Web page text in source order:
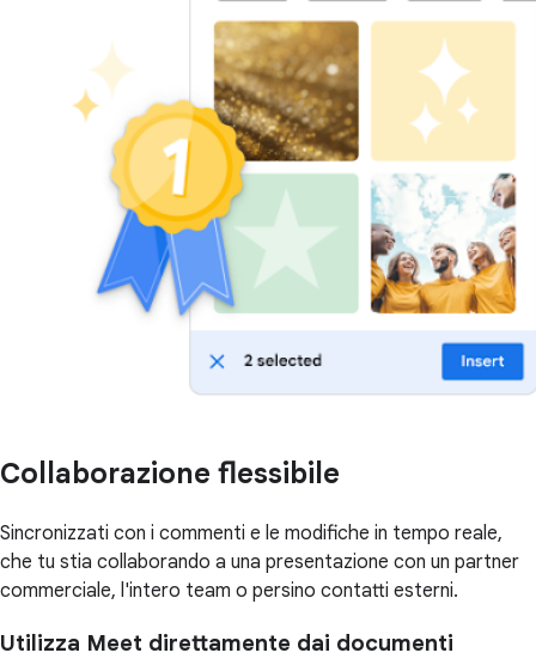
Collaborazione flessibile
Sincronizzati con i commenti e le modifiche in tempo reale,
che tu stia collaborando a una presentazione con un partner
commerciale, l'intero team o persino contatti esterni.
Utilizza Meet direttamente dai documenti